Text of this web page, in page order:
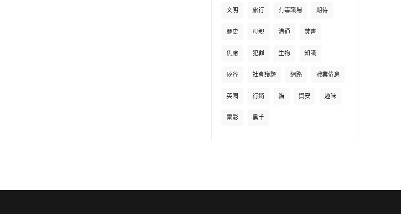
文明 旅行 有毒職場 期待
歷史 母親 溝通 焚書
焦慮 犯罪 生物 知識
矽谷 社會議題 網路 職業倦怠
英國 行銷 貓 資安 趣味
電影 黑手